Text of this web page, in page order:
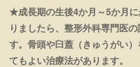
★成長期の生後4か月～5か月
りましたら、整形外科専門医
す。骨頭や臼蓋（きゅうがい）
てもよい治療法があります。